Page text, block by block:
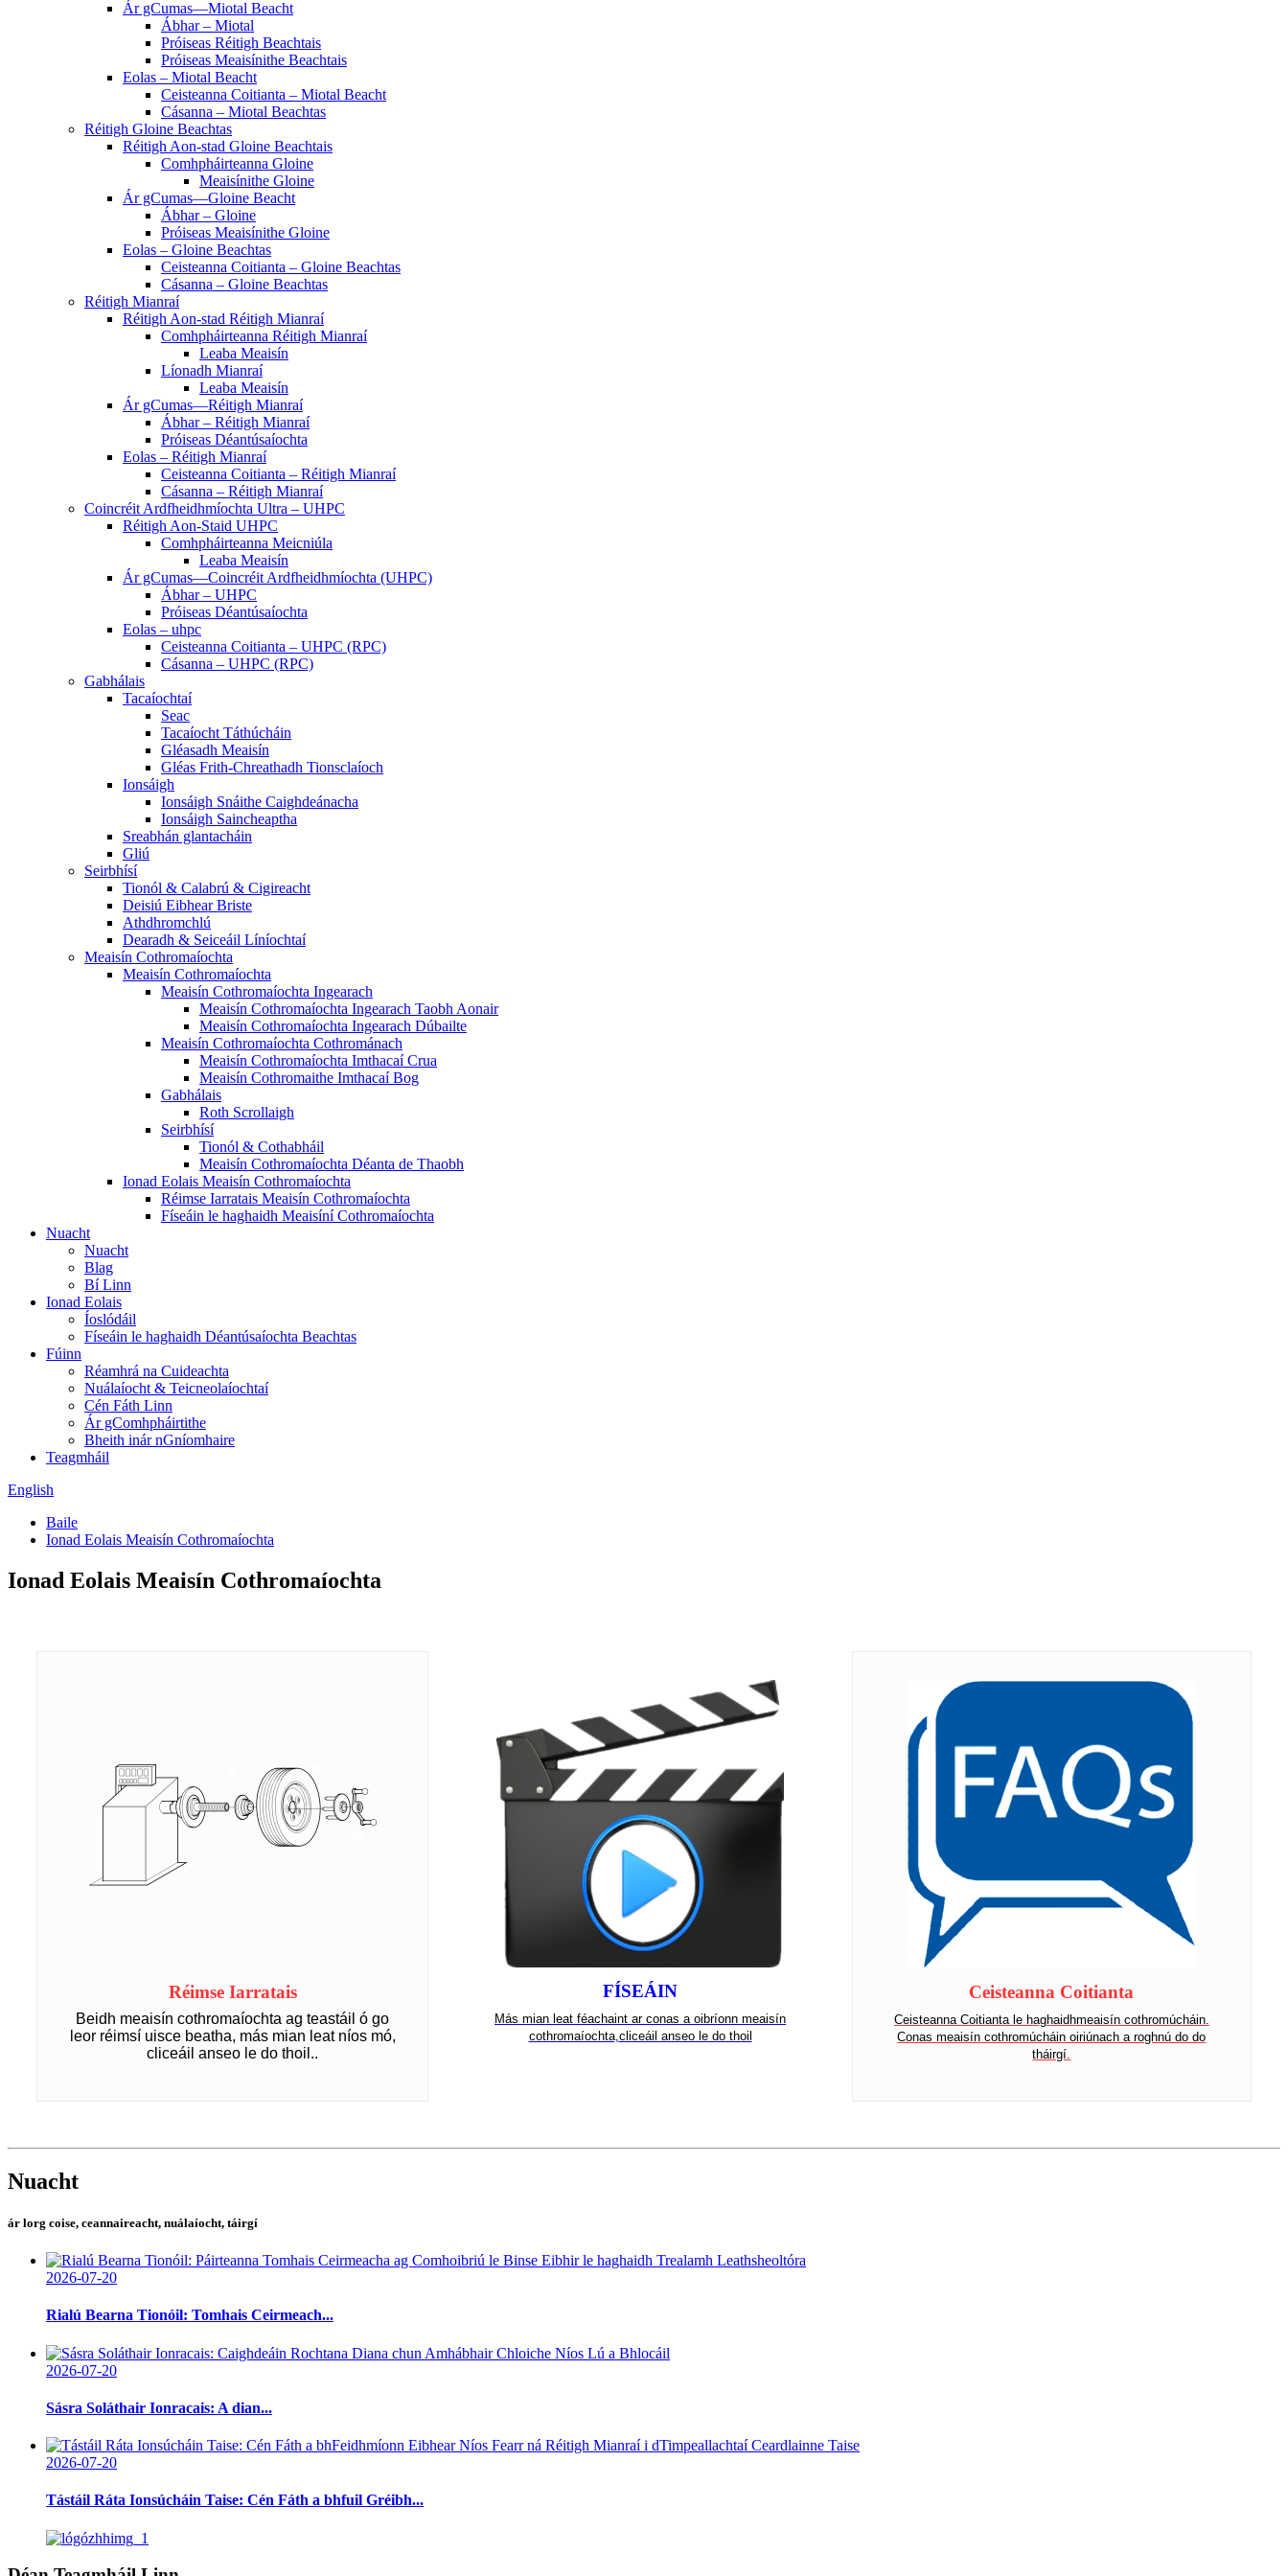
Ár gCumas—Miotal Beacht
Ábhar – Miotal
Próiseas Réitigh Beachtais
Próiseas Meaisínithe Beachtais
Eolas – Miotal Beacht
Ceisteanna Coitianta – Miotal Beacht
Cásanna – Miotal Beachtas
Réitigh Gloine Beachtas
Réitigh Aon-stad Gloine Beachtais
Comhpháirteanna Gloine
Meaisínithe Gloine
Ár gCumas—Gloine Beacht
Ábhar – Gloine
Próiseas Meaisínithe Gloine
Eolas – Gloine Beachtas
Ceisteanna Coitianta – Gloine Beachtas
Cásanna – Gloine Beachtas
Réitigh Mianraí
Réitigh Aon-stad Réitigh Mianraí
Comhpháirteanna Réitigh Mianraí
Leaba Meaisín
Líonadh Mianraí
Leaba Meaisín
Ár gCumas—Réitigh Mianraí
Ábhar – Réitigh Mianraí
Próiseas Déantúsaíochta
Eolas – Réitigh Mianraí
Ceisteanna Coitianta – Réitigh Mianraí
Cásanna – Réitigh Mianraí
Coincréit Ardfheidhmíochta Ultra – UHPC
Réitigh Aon-Staid UHPC
Comhpháirteanna Meicniúla
Leaba Meaisín
Ár gCumas—Coincréit Ardfheidhmíochta (UHPC)
Ábhar – UHPC
Próiseas Déantúsaíochta
Eolas – uhpc
Ceisteanna Coitianta – UHPC (RPC)
Cásanna – UHPC (RPC)
Gabhálais
Tacaíochtaí
Seac
Tacaíocht Táthúcháin
Gléasadh Meaisín
Gléas Frith-Chreathadh Tionsclaíoch
Ionsáigh
Ionsáigh Snáithe Caighdeánacha
Ionsáigh Saincheaptha
Sreabhán glantacháin
Gliú
Seirbhísí
Tionól & Calabrú & Cigireacht
Deisiú Eibhear Briste
Athdhromchlú
Dearadh & Seiceáil Líníochtaí
Meaisín Cothromaíochta
Meaisín Cothromaíochta
Meaisín Cothromaíochta Ingearach
Meaisín Cothromaíochta Ingearach Taobh Aonair
Meaisín Cothromaíochta Ingearach Dúbailte
Meaisín Cothromaíochta Cothrománach
Meaisín Cothromaíochta Imthacaí Crua
Meaisín Cothromaithe Imthacaí Bog
Gabhálais
Roth Scrollaigh
Seirbhísí
Tionól & Cothabháil
Meaisín Cothromaíochta Déanta de Thaobh
Ionad Eolais Meaisín Cothromaíochta
Réimse Iarratais Meaisín Cothromaíochta
Físeáin le haghaidh Meaisíní Cothromaíochta
Nuacht
Nuacht
Blag
Bí Linn
Ionad Eolais
Íoslódáil
Físeáin le haghaidh Déantúsaíochta Beachtas
Fúinn
Réamhrá na Cuideachta
Nuálaíocht & Teicneolaíochtaí
Cén Fáth Linn
Ár gComhpháirtithe
Bheith inár nGníomhaire
Teagmháil
English
Baile
Ionad Eolais Meaisín Cothromaíochta
Ionad Eolais Meaisín Cothromaíochta
Réimse Iarratais
Beidh meaisín cothromaíochta ag teastáil ó go
leor réimsí uisce beatha, más mian leat níos mó,
cliceáil anseo le do thoil..
FÍSEÁIN
Más mian leat féachaint ar conas a oibríonn meaisín
cothromaíochta, cliceáil anseo le do thoil
Ceisteanna Coitianta
Ceisteanna Coitianta le haghaidhmeaisín cothromúcháin.
Conas meaisín cothromúcháin oiriúnach a roghnú do do
tháirgí.
Nuacht
ár lorg coise, ceannaireacht, nuálaíocht, táirgí
2026-07-20
Rialú Bearna Tionóil: Tomhais Ceirmeach...
2026-07-20
Sásra Soláthair Ionracais: A dian...
2026-07-20
Tástáil Ráta Ionsúcháin Taise: Cén Fáth a bhfuil Gréibh...